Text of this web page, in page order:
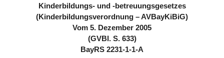
Kinderbildungs- und -betreuungsgesetzes
(Kinderbildungsverordnung – AVBayKiBiG)
Vom 5. Dezember 2005
(GVBl. S. 633)
BayRS 2231-1-1-A